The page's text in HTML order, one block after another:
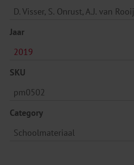
D. Visser, S. Onrust, A.J. van Rooij
Jaar
2019
SKU
pm0502
Category
Schoolmateriaal